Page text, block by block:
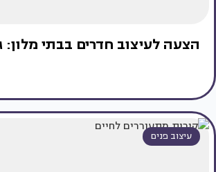
הצעה לעיצוב חדרים בבתי מלון:
עיצוב פנים